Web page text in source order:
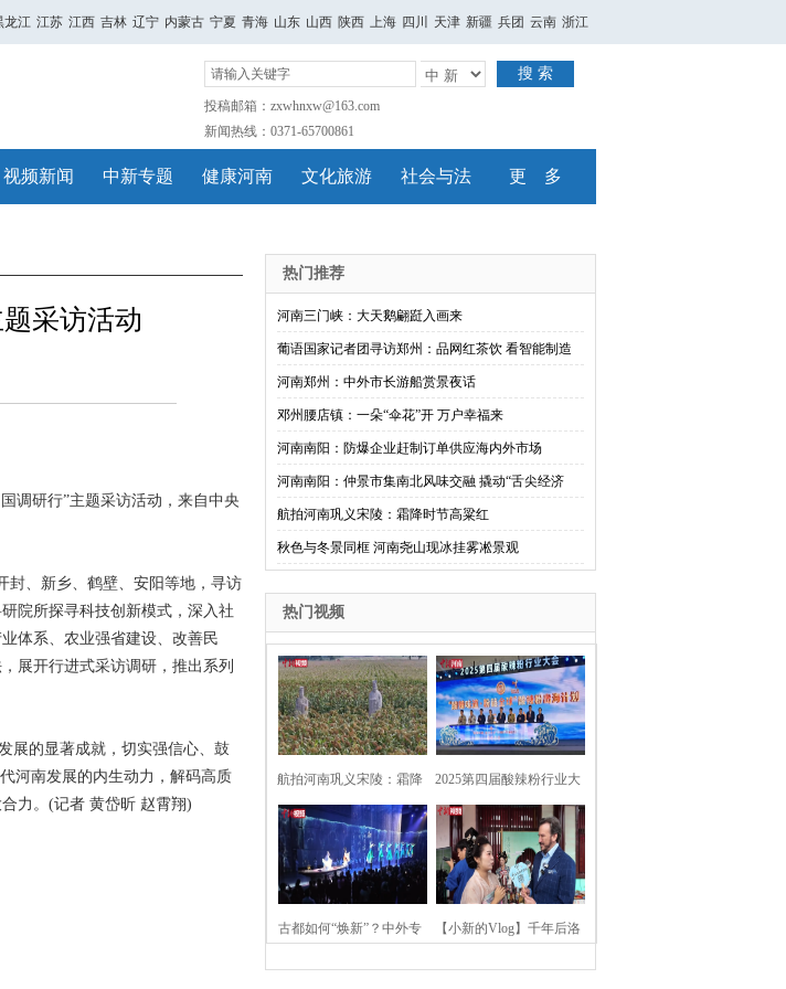
龙江 江苏 江西 吉林 辽宁 内蒙古 宁夏 青海 山东 山西 陕西 上海 四川 天津 新疆 兵团 云南 浙江
搜 索
投稿邮箱：zxwhnxw@163.com
新闻热线：0371-65700861
视频新闻 中新专题 健康河南 文化旅游 社会与法 更 多
采访活动
调研行”主题采访活动，来自中央
、新乡、鹤壁、安阳等地，寻访
院所探寻科技创新模式，深入社
体系、农业强省建设、改善民
展开行进式采访调研，推出系列
展的显著成就，切实强信心、鼓
河南发展的内生动力，解码高质
力。(记者 黄岱昕 赵霄翔)
热门推荐
河南三门峡：大天鹅翩跹入画来
葡语国家记者团寻访郑州：品网红茶饮 看智能制造
河南郑州：中外市长游船赏景夜话
邓州腰店镇：一朵“伞花”开 万户幸福来
河南南阳：防爆企业赶制订单供应海内外市场
河南南阳：仲景市集南北风味交融 撬动“舌尖经济
航拍河南巩义宋陵：霜降时节高粱红
秋色与冬景同框 河南尧山现冰挂雾凇景观
热门视频
航拍河南巩义宋陵：霜降
时节高粱红
2025第四届酸辣粉行业大
会在河南开封举行
古都如何“焕新”？中外专 【小新的Vlog】千年后洛